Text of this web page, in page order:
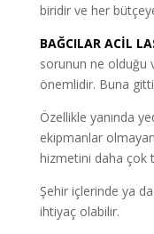
biridir ve her
BAĞCILAR ACİL
sorunun ne olduğu
önemlidir. Buna
Özellikle yanında
ekipmanlar
hizmetini daha çok
Şehir içlerinde ya
ihtiyaç olabilir.